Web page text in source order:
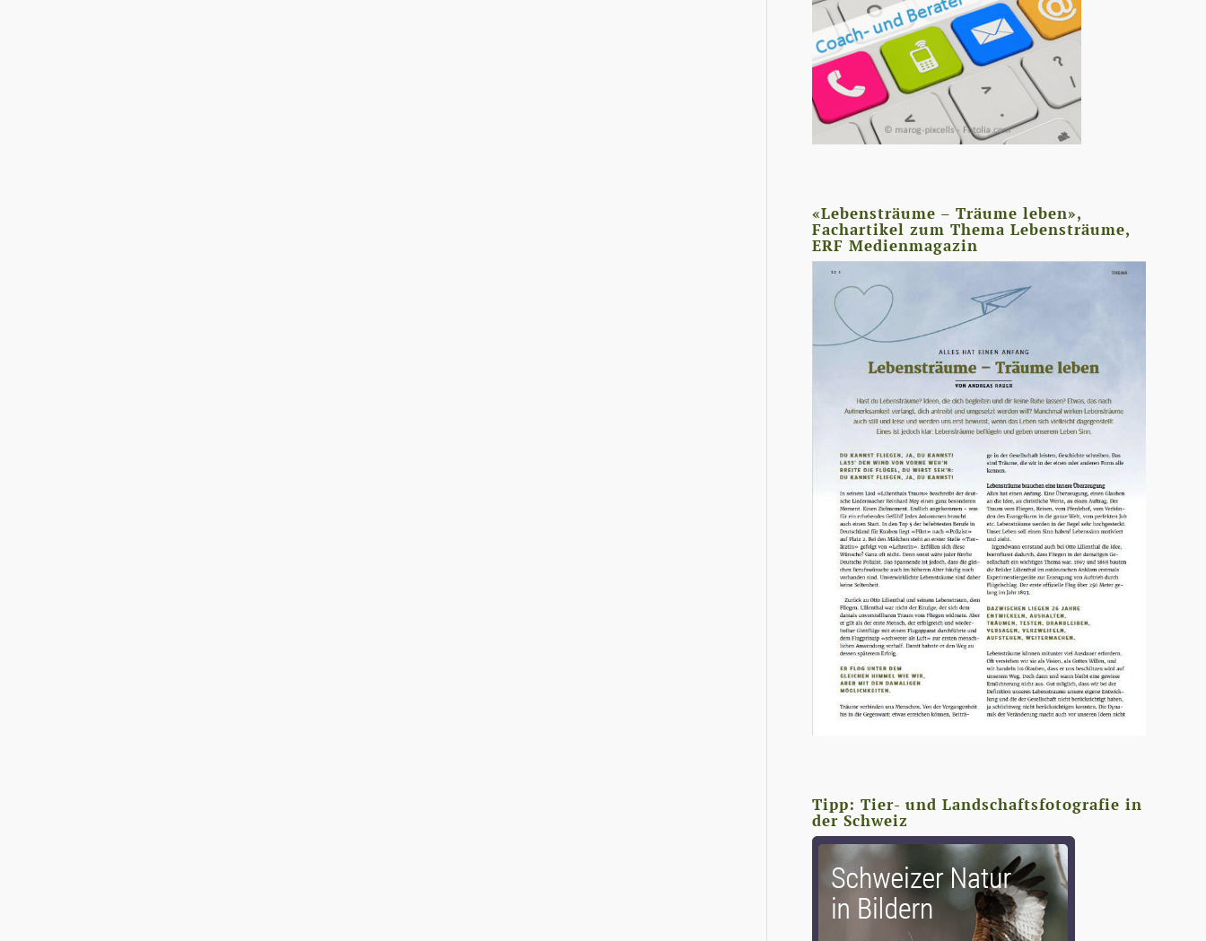
«Lebensträume – Träume leben»,
Fachartikel zum Thema Lebensträume,
ERF Medienmagazin
Tipp: Tier- und Landschaftsfotografie in
der Schweiz